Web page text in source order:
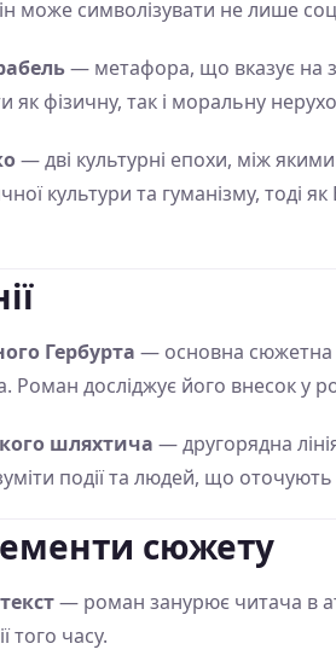
може символізувати не лише
— метафора, що вказує на
фізичну, так і моральну
— дві культурні епохи, між
культури та гуманізму, тоді
Гербурта — основна сюжетна
Роман досліджує його внесок у
шляхтича — другорядна
події та людей, що
сюжету
— роман занурює читача в
того часу.